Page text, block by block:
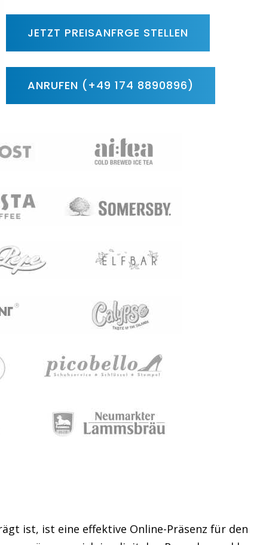
JETZT PREISANFRGE STELLEN
ANRUFEN (+49 174 8890896)
ist, ist eine effektive Online-Präsenz für den